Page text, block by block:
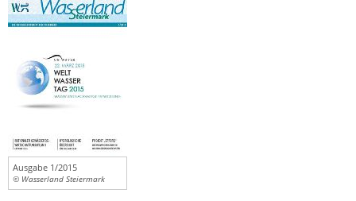
Ausgabe 1/2015
© Wasserland Steiermark